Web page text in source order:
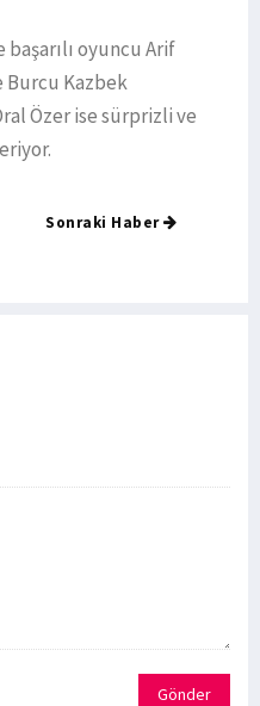
oyuncu Arif
Burcu Kazbek
Özer ise sürprizli ve
Sonraki Haber
Gönder